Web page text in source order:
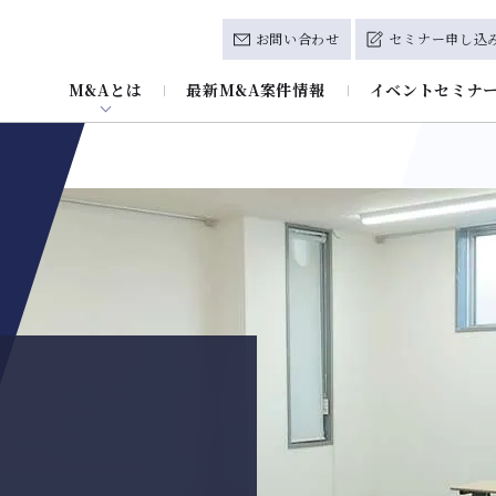
M&Aとは 最新M&A案件情報 イベントセミナ
お問い合わせ セミナー申し込